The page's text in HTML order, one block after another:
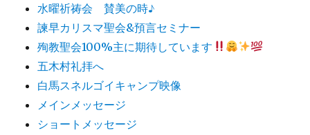
水曜祈祷会 賛美の時♪
諫早カリスマ聖会&預言セミナー
殉教聖会100%主に期待しています
五木村礼拝へ
白馬スネルゴイキャンプ映像
メインメッセージ
ショートメッセージ